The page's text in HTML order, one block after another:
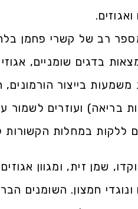
רב של קשרי פחמן בלתי
בייצור
בריאה) ועוזרים לשמור
ללקות במחלות הקשורות
שמן זית, ומגוון
ונוגדי חמצון. השומנים